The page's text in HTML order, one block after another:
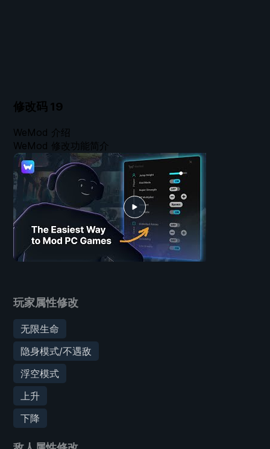
修改码 19
玩家属性修改
无限生命
隐身模式/不遇敌
浮空模式
上升
下降
WeMod 介绍
WeMod 修改功能简介